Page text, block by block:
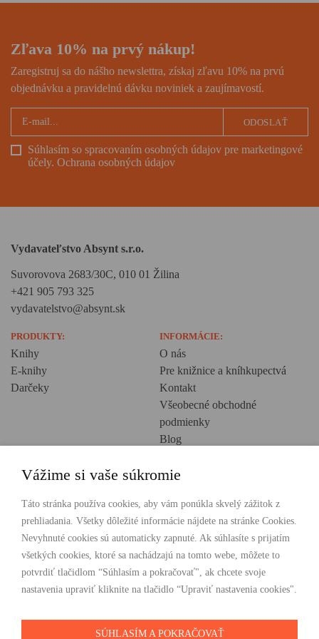
Sovietskeho zväzu.
Zľava 10% na prvý nákup!
Zaregistruj sa do nášho newslettra, získaj zľavu 10% na prvú
objednávku a pravidelnú dávku noviniek a zaujímavostí.
Súhlasím so spracovaním osobných údajov pre marketingové
účely. Ochrana osobných údajov
ODOSLAŤ
Vydavateľstvo Absynt s.r.o.
Suvorovova 2683/30C, 010 01 Žilina
+421 905 793 325
vydavatelstvo@absynt.sk
PRODUKTY:
Knihy
E-knihy
Darčeky
INFORMÁCIE:
O nás
Pre knižnice a kníhkupectvá
Kontakt
Všeobecné obchodné
podmienky
Blog
Creative Europe
POHODLNÉ NAKUPOVANIE
Odosielame ihneď nasledujúci pracovný deň
Doprava zdarma už od 49 €
Vážime si vaše súkromie
Táto stránka používa cookies, aby vám ponúkla skvelý zážitok z
prehliadania. Všetky dôležité informácie nájdete na stránke Cookies.
Nevyhnuté cookies sú automaticky zapnuté. Ak súhlasíte s prijatím
všetkých cookies, ktoré sa nachádzajú na tomto webe, môžete to
potvrdiť tlačidlom “Súhlasím a pokračovať", ak chcete svoje
nastavenia upraviť kliknite na tlačidlo “Upraviť nastavenia cookies".
SÚHLASÍM A POKRAČOVAŤ